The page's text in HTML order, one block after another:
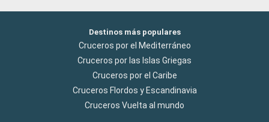
Destinos más populares
Cruceros por el Mediterráneo
Cruceros por las Islas Griegas
Cruceros por el Caribe
Cruceros Flordos y Escandinavia
Cruceros Vuelta al mundo